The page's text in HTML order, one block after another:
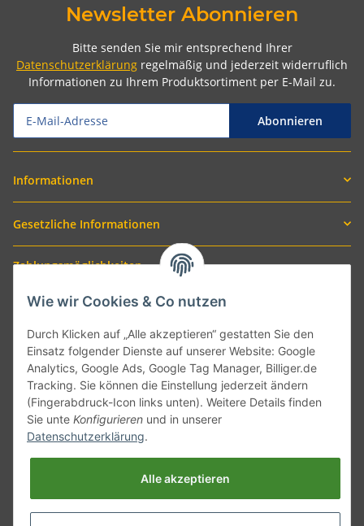
Newsletter Abonnieren
Bitte senden Sie mir entsprechend Ihrer
Datenschutzerklärung regelmäßig und jederzeit widerruflich
Informationen zu Ihrem Produktsortiment per E-Mail zu.
Abonnieren
Informationen
Gesetzliche Informationen
Zahlungsmöglichkeiten
Versand mit
Wie wir Cookies & Co nutzen
Durch Klicken auf „Alle akzeptieren“ gestatten Sie den
Einsatz folgender Dienste auf unserer Website: Google
Analytics, Google Ads, Google Tag Manager, Billiger.de
Tracking. Sie können die Einstellung jederzeit ändern
(Fingerabdruck-Icon links unten). Weitere Details finden
Sie unte Konfigurieren und in unserer
Datenschutzerklärung.
Alle akzeptieren